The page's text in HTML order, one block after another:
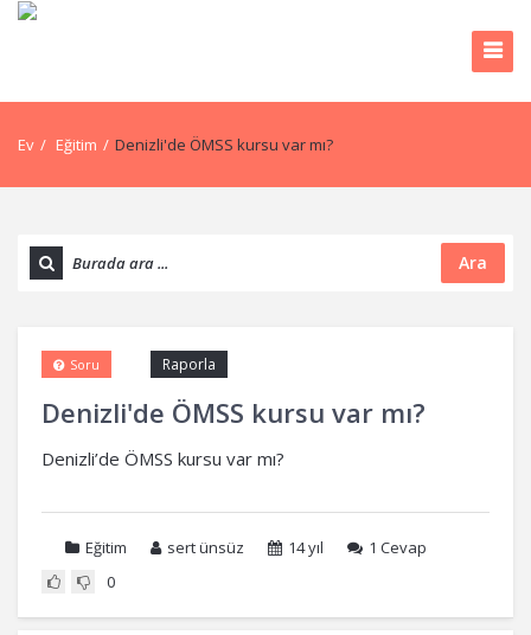
Ev / Eğitim / Denizli'de ÖMSS kursu var mı?
Ara
Denizli'de ÖMSS kursu var mı?
Raporla
Soru
Denizli’de ÖMSS kursu var mı?
Eğitim sert ünsüz 14 yıl 1 Cevap
0